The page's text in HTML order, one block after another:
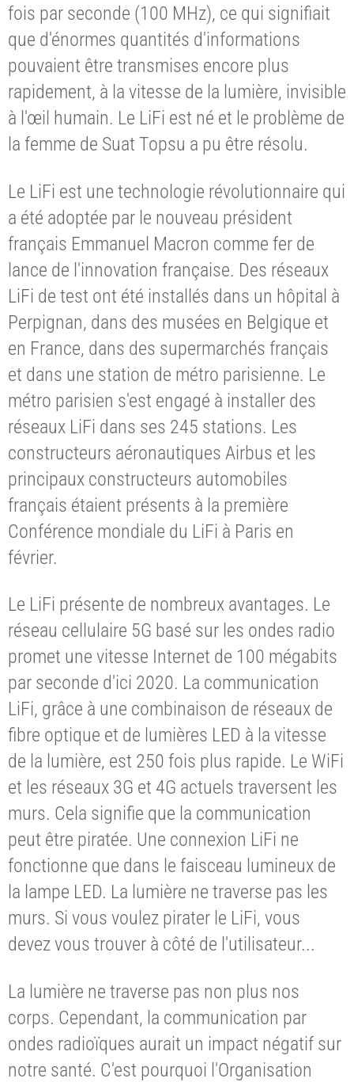
fois par seconde (100 MHz), ce qui signifiait
que d'énormes quantités d'informations
pouvaient être transmises encore plus
rapidement, à la vitesse de la lumière, invisible
à l'œil humain. Le LiFi est né et le problème de
la femme de Suat Topsu a pu être résolu.
Le LiFi est une technologie révolutionnaire qui
a été adoptée par le nouveau président
français Emmanuel Macron comme fer de
lance de l'innovation française. Des réseaux
LiFi de test ont été installés dans un hôpital à
Perpignan, dans des musées en Belgique et
en France, dans des supermarchés français
et dans une station de métro parisienne. Le
métro parisien s'est engagé à installer des
réseaux LiFi dans ses 245 stations. Les
constructeurs aéronautiques Airbus et les
principaux constructeurs automobiles
français étaient présents à la première
Conférence mondiale du LiFi à Paris en
février.
Le LiFi présente de nombreux avantages. Le
réseau cellulaire 5G basé sur les ondes radio
promet une vitesse Internet de 100 mégabits
par seconde d'ici 2020. La communication
LiFi, grâce à une combinaison de réseaux de
fibre optique et de lumières LED à la vitesse
de la lumière, est 250 fois plus rapide. Le WiFi
et les réseaux 3G et 4G actuels traversent les
murs. Cela signifie que la communication
peut être piratée. Une connexion LiFi ne
fonctionne que dans le faisceau lumineux de
la lampe LED. La lumière ne traverse pas les
murs. Si vous voulez pirater le LiFi, vous
devez vous trouver à côté de l'utilisateur...
La lumière ne traverse pas non plus nos
corps. Cependant, la communication par
ondes radioïques aurait un impact négatif sur
notre santé. C'est pourquoi l'Organisation